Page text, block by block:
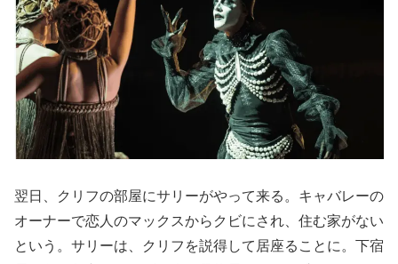
翌日、クリフの部屋にサリーがやって来る。キャバレーの
オーナーで恋人のマックスからクビにされ、住む家がない
という。サリーは、クリフを説得して居座ることに。下宿